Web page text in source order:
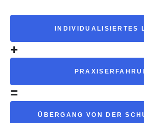
INDIVIDUALISIERTES
+
=
ÜBERGANG VON DER